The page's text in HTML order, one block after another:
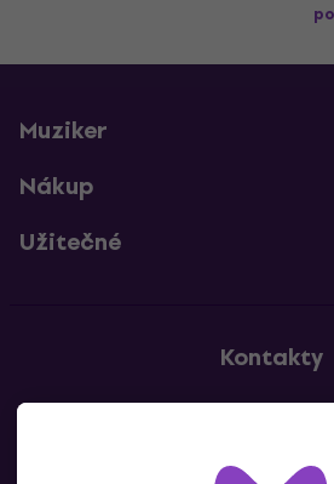
Muziker
Nákup
Užitečné
Kontakty